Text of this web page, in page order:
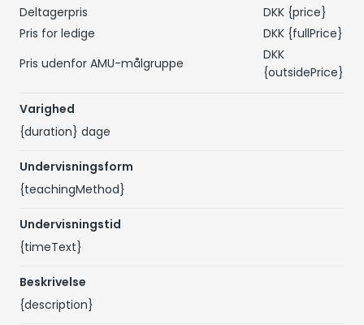
Deltagerpris
DKK {price}
Pris for ledige
DKK {fullPrice}
Pris udenfor AMU-målgruppe
DKK
{outsidePrice}
Varighed
{duration} dage
Undervisningsform
{teachingMethod}
Undervisningstid
{timeText}
Beskrivelse
{description}